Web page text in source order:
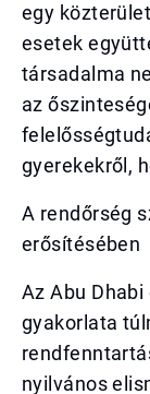
egy
esetek
társadalma
az
gyerekekről,
A rendőrség
erősítésében
Az Abu
gyakorlata
nyilvános